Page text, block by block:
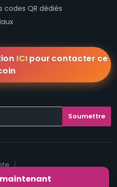
maintenant
QR dédiés
ICIpour contacter ce
Mentions légales